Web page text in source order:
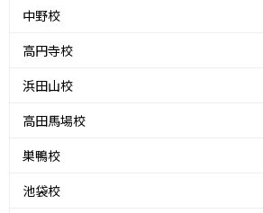
中野校
高円寺校
浜田山校
高田馬場校
巣鴨校
池袋校